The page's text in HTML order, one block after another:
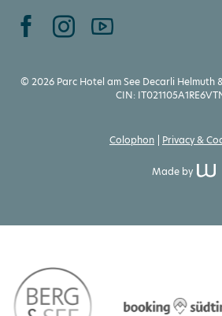
© 2026 Parc Hotel am See Decarli Helmuth
CIN:
Colophon Privacy &
Made by